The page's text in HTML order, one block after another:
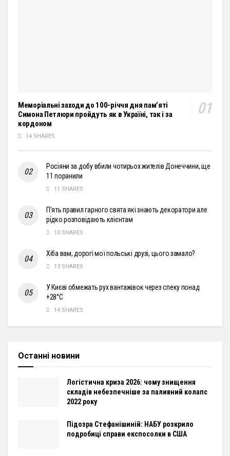
Меморіальні заходи до 100-річчя дня пам’яті
Симона Петлюри пройдуть як в Україні, так і за
кордоном
14 SHARES
Росіяни за добу вбили чотирьох жителів Донеччини, ще
11 поранили
11 SHARES
П’ять правил гарного свята які знають декоратори але
рідко розповідають клієнтам
10 SHARES
Хіба вам, дорогі мої польські друзі, цього замало?
13 SHARES
У Києві обмежать рух вантажівок через спеку понад
+28°С
14 SHARES
Останні новини
Логістична криза 2026: чому знищення
складів небезпечніше за паливний колапс
2022 року
Підозра Стефанішиній: НАБУ розкрило
подробиці справи експосолки в США